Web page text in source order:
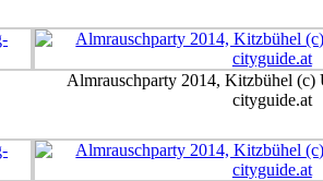
Almrauschparty 2014, Kitzbühel (c)
cityguide.at